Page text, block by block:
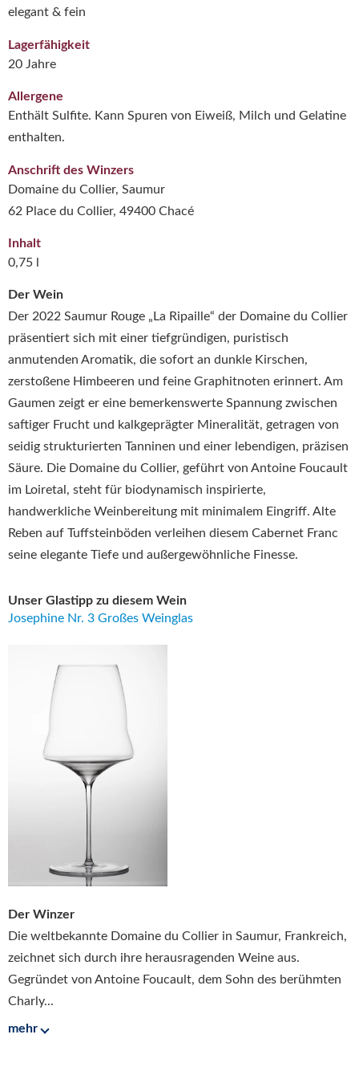
Der Wein
Der 2022 Saumur Rouge „La Ripaille“ der Domaine du Collier
präsentiert sich mit einer tiefgründigen, puristisch
anmutenden Aromatik, die sofort an dunkle Kirschen,
zerstoßene Himbeeren und feine Graphitnoten erinnert. Am
Gaumen zeigt er eine bemerkenswerte Spannung zwischen
saftiger Frucht und kalkgeprägter Mineralität, getragen von
seidig strukturierten Tanninen und einer lebendigen, präzisen
Säure. Die Domaine du Collier, geführt von Antoine Foucault
im Loiretal, steht für biodynamisch inspirierte,
handwerkliche Weinbereitung mit minimalem Eingriff. Alte
Reben auf Tuffsteinböden verleihen diesem Cabernet Franc
seine elegante Tiefe und außergewöhnliche Finesse.
Unser Glastipp zu diesem Wein
Josephine Nr. 3 Großes Weinglas
Der Winzer
Die weltbekannte Domaine du Collier in Saumur, Frankreich,
zeichnet sich durch ihre herausragenden Weine aus.
Gegründet von Antoine Foucault, dem Sohn des berühmten
Charly...
mehr
elegant & fein
Lagerfähigkeit
20 Jahre
Allergene
Enthält Sulfite. Kann Spuren von Eiweiß, Milch und Gelatine
enthalten.
Anschrift des Winzers
Domaine du Collier, Saumur
62 Place du Collier, 49400 Chacé
Inhalt
0,75 l